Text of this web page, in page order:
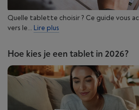
Quelle tablette choisir ? Ce guide vous
vers le... Lire plus
Hoe kies je een tablet in 2026?